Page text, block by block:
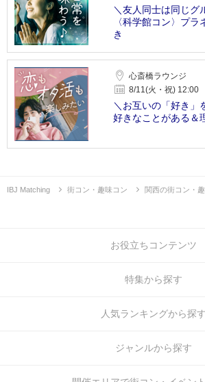
＼友人同士は同じグ
〈科学館コン〉プ
き
心斎橋ラウンジ
8/11(火・祝) 12:00
＼お互いの「好き
好きなことがある＆
IBJ Matching 街コン・趣味コン 関西の街コン・
お役立ちコンテンツ
特集から探す
人気ランキングから探す
ジャンルから探す